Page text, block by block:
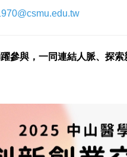
參與，一同連結人脈、探索